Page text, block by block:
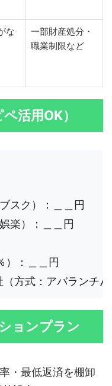
な
一部財産処分・
職業制限など
活用OK）
スク）：＿＿円
楽）：＿＿円
）：＿＿円
ョンプラン
・最低返済を棚卸